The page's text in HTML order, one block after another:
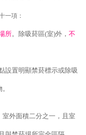
一項：
所。除吸菸區(室)外， 不
設置明顯禁菸標示或除吸
外面積二分之一，且室